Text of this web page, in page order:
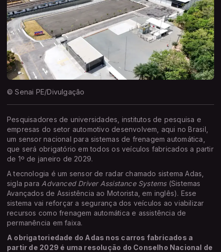
© Senai PE/Divulgação
Pesquisadores de universidades, institutos de pesquisa e
empresas do setor automotivo desenvolvem, aqui no Brasil,
um sensor nacional para sistemas de frenagem automática,
que será obrigatório em todos os veículos fabricados a partir
de 1º de janeiro de 2029.
A tecnologia é um sensor de radar chamado sistema Adas,
sigla para Advanced Driver Assistance Systems(Sistemas
Avançados de Assistência ao Motorista, em inglês). Esse
sistema vai reforçar a segurança dos veículos ao viabilizar
recursos como frenagem automática e assistência de
permanência em faixa.
A obrigatoriedade do Adas nos carros fabricados a
partir de 2029 é uma resolução do Conselho Nacional de